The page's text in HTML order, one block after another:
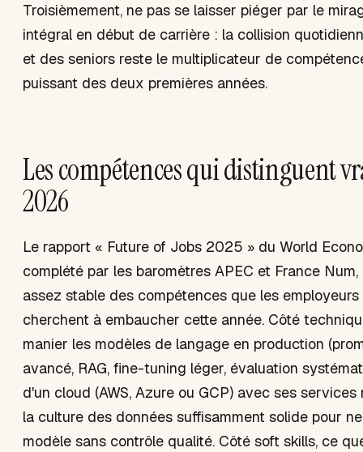
Troisièmement, ne pas se laisser piéger par le
intégral en début de carrière : la collision
et des seniors reste le multiplicateur de
puissant des deux premières années.
Les compétences qui distinguent
2026
Le rapport « Future of Jobs 2025 » du World
complété par les baromètres APEC et France
assez stable des compétences que les
cherchent à embaucher cette année. Côté
manier les modèles de langage en production
avancé, RAG, fine-tuning léger, évaluation
d'un cloud (AWS, Azure ou GCP) avec ses services
la culture des données suffisamment solide pour
modèle sans contrôle qualité. Côté soft skills, ce